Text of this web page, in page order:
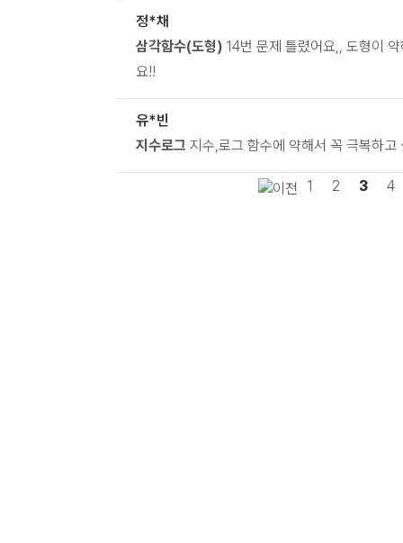
정*채
삼각함수(도형) 14번 문제 틀렸어요,, 도형이
요!!
유*빈
지수로그 지수,로그 함수에 약해서 꼭 극복하고
1 2 3 4